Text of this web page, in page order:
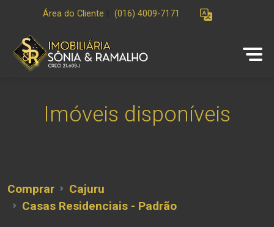
Área do Cliente (016) 4009-7171
Imóveis disponíveis
Comprar
Cajuru
Casas Residenciais - Padrão